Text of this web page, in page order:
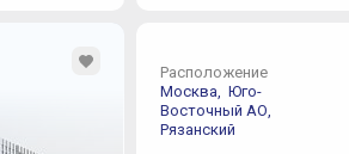
Расположение
Москва, Юго-
Восточный АО,
Рязанский